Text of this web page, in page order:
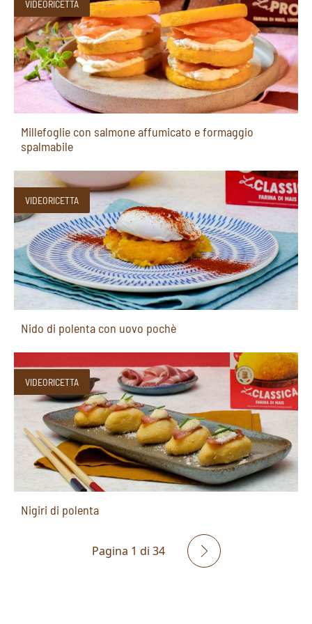
VIDEORICETTA
Millefoglie con salmone affumicato e formaggio
spalmabile
VIDEORICETTA
Nido di polenta con uovo pochè
VIDEORICETTA
Nigiri di polenta
Pagina 1 di 34